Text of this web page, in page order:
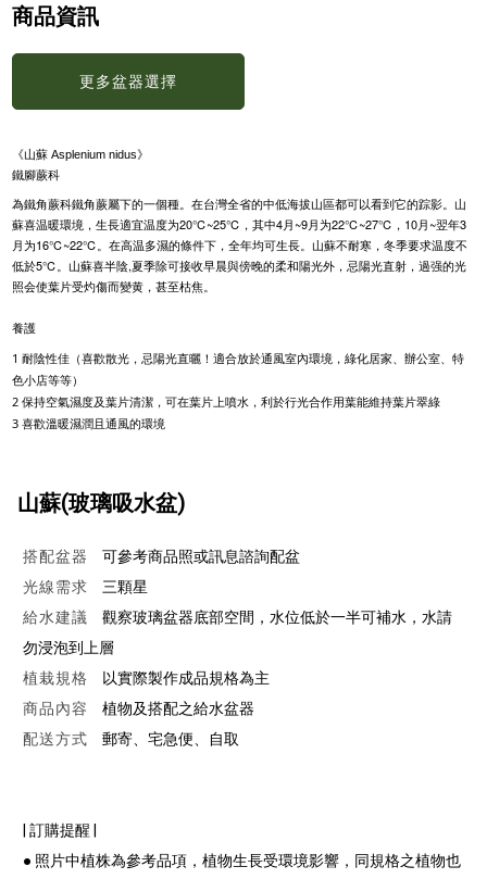
商品資訊
更多盆器選擇
《山蘇Asplenium nidus》
鐵腳蕨科
為鐵角蕨科鐵角蕨屬下的一個種。在台灣全省的中低海拔山區都可以看到它的踪影。山
蘇喜温暖環境，生長適宜温度为20℃~25℃，其中4月~9月为22℃~27℃，10月~翌年3
月为16℃~22℃。在高温多濕的條件下，全年均可生長。山蘇不耐寒，冬季要求温度不
低於5℃。山蘇喜半陰,夏季除可接收早晨與傍晚的柔和陽光外，忌陽光直射，過强的光
照会使葉片受灼傷而變黄，甚至枯焦。
養護
1 耐陰性佳（喜歡散光，忌陽光直曬！適合放於通風室內環境，綠化居家、辦公室、特
色小店等等）
2 保持空氣濕度及葉片清潔，可在葉片上噴水，利於行光合作用葉能維持葉片翠綠
3 喜歡溫暖濕潤且通風的環境
山蘇(玻璃吸水盆)
搭配盆器
可參考商品照或訊息諮詢配盆
光線需求
三顆星
給水建議
觀察玻璃盆器底部空間，水位低於一半可補水，水請
勿浸泡到上層
植栽規格
以實際製作成品規格為主
商品內容
植物及搭配之給水盆器
配送方式
郵寄、宅急便、自取
| 訂購提醒 |
● 照片中植株為參考品項，植物生長受環境影響，同規格之植物也